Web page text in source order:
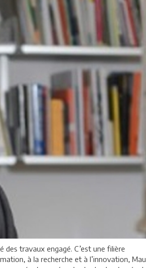
travaux engagé. C’est une filière
à la recherche et à l’innovation,